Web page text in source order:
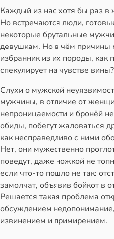
Каждый из нас хотя бы раз в
Но встречаются люди,
некоторые брутальные
девушкам. Но в чём причины
избранник из их породы,
спекулирует на чувстве
Слухи о мужской
мужчины, в отличие от
непроницаемости и бронёй
обиды, побегут жаловаться
как несправедливо с ними
Нет, они мужественно
поведут, даже ножкой не
если что-то пошло не так:
замолчат, объявив бойкот в
Решается такая проблема
обсуждением
извинением и примирением.